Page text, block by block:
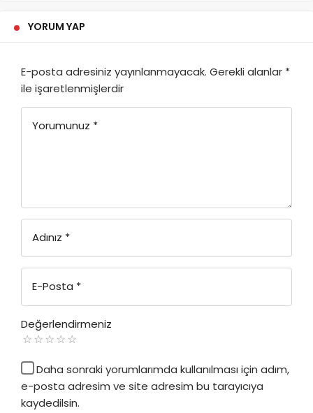
YORUM YAP
E-posta adresiniz yayınlanmayacak. Gerekli alanlar *
ile işaretlenmişlerdir
Yorumunuz *
Adınız *
E-Posta *
Değerlendirmeniz
Daha sonraki yorumlarımda kullanılması için adım,
e-posta adresim ve site adresim bu tarayıcıya
kaydedilsin.